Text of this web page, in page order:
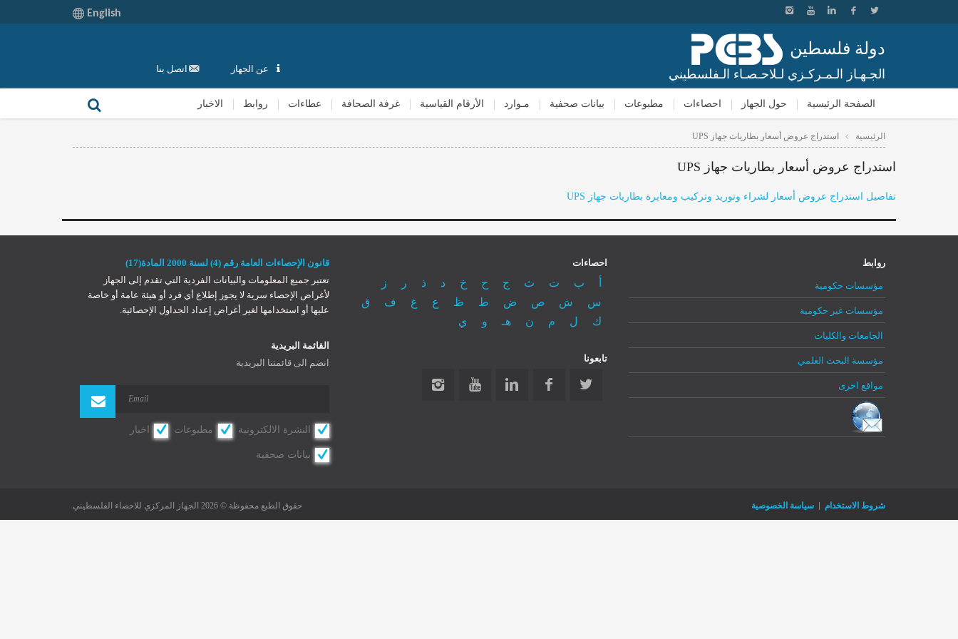
English
دولة فلسطين
الجـهـاز الـمـركـزي لـلاحـصـاء الـفلسطيني عن الجهاز اتصل بنا
الصفحة الرئيسية حول الجهاز احصاءات مطبوعات بيانات صحفية مـوارد الأرقام القياسية غرفة الصحافة عطاءات روابط الاخبار
الرئيسية استدراج عروض أسعار بطاريات جهاز UPS
استدراج عروض أسعار بطاريات جهاز UPS
تفاصيل استدراج عروض أسعار لشراء وتوريد وتركيب ومعايرة بطاريات جهاز UPS
Register
Log InRemember Me
قانون الإحصاءات العامة رقم (4) لسنة 2000 المادة(17)
تعتبر جميع المعلومات والبيانات الفردية التي تقدم إلى الجهاز
لأغراض الإحصاء سرية لا يجوز إطلاع أي فرد أو هيئة عامة أو خاصة
عليها أو استخدامها لغير أغراض إعداد الجداول الإحصائية.
القائمة البريدية
انضم الى قائمتنا البريدية
النشرة الالكترونية مطبوعات اخبار
بيانات صحفية
احصاءات
ب ت ث ج ح خ د ذ ر
ز
س
ش ص ض ط ظ ع غ ف
ق
ك
ل م ن هـ و ي
تابعونا
روابط
مؤسسات حكومية
مؤسسات غير حكومية
الجامعات والكليات
مؤسسة البحث العلمي
مواقع اخرى
حقوق الطبع محفوظة © 2026 الجهاز المركزي للاحصاء الفلسطيني شروط الاستخدام سياسة الخصوصية